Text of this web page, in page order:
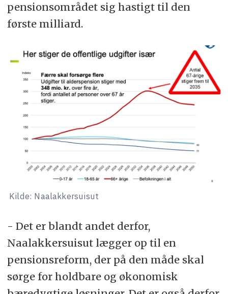
pensionsområdet sig hastigt til den
første milliard.
Kilde: Naalakkersuisut
- Det er blandt andet derfor,
Naalakkersuisut lægger op til en
pensionsreform, der på den måde skal
sørge for holdbare og økonomisk